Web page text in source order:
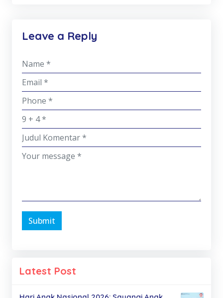
Leave a Reply
Submit
Latest Post